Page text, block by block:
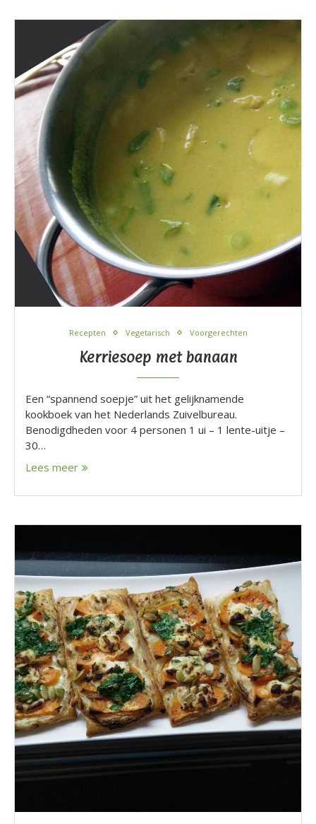
Recepten Vegetarisch Voorgerechten
Kerriesoep met banaan
Een “spannend soepje” uit het gelijknamende
kookboek van het Nederlands Zuivelbureau.
Benodigdheden voor 4 personen 1 ui – 1 lente-uitje –
30…
Lees meer